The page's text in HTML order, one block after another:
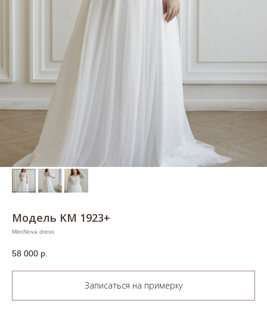
Модель KM 1923+
MiroNova dress
58 000 р.
Записаться на примерку